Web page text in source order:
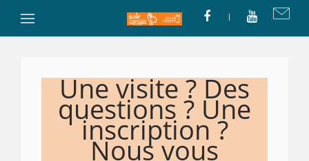
Une visite ? Des
questions ? Une
inscription ?
Nous vous